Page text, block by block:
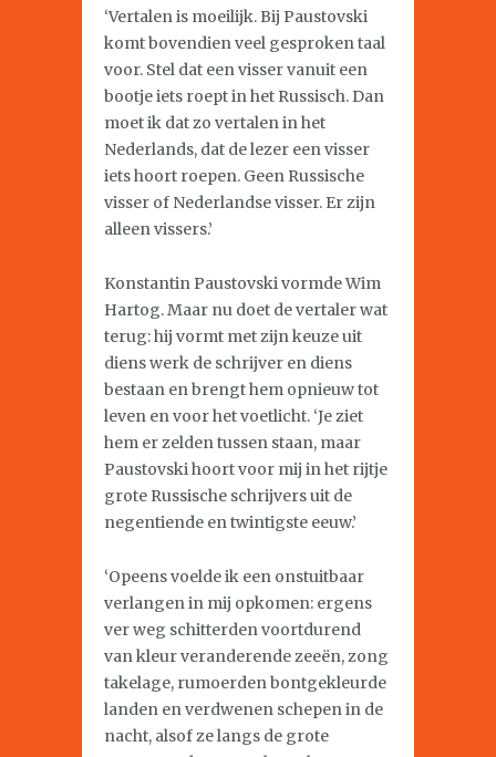
‘Vertalen is moeilijk. Bij Paustovski
komt bovendien veel gesproken taal
voor. Stel dat een visser vanuit een
bootje iets roept in het Russisch. Dan
moet ik dat zo vertalen in het
Nederlands, dat de lezer een visser
iets hoort roepen. Geen Russische
visser of Nederlandse visser. Er zijn
alleen vissers.’
Konstantin Paustovski vormde Wim
Hartog. Maar nu doet de vertaler wat
terug: hij vormt met zijn keuze uit
diens werk de schrijver en diens
bestaan en brengt hem opnieuw tot
leven en voor het voetlicht. ‘Je ziet
hem er zelden tussen staan, maar
Paustovski hoort voor mij in het rijtje
grote Russische schrijvers uit de
negentiende en twintigste eeuw.’
‘Opeens voelde ik een onstuitbaar
verlangen in mij opkomen: ergens
ver weg schitterden voortdurend
van kleur veranderende zeeën, zong
takelage, rumoerden bontgekleurde
landen en verdwenen schepen in de
nacht, alsof ze langs de grote